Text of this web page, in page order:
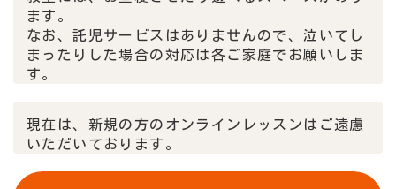
ます。
なお、託児サービスはありませんので、泣いてし
まったりした場合の対応は各ご家庭で お願いしま
す。
現在は、新規の方のオンラインレッスンはご遠慮
いただいております。